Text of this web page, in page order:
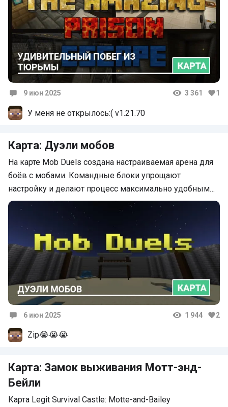
9 июн 2025 3 361 1
У меня не открылось:( v1.21.70
Карта: Дуэли мобов
На карте Mob Duels создана настраиваемая арена для
боёв с мобами. Командные блоки упрощают
настройку и делают процесс максимально удобным…
6 июн 2025 1 944 2
Zip😭😭😭
Карта: Замок выживания Мотт-энд-
Бейли
Карта Legit Survival Castle: Motte-and-Bailey